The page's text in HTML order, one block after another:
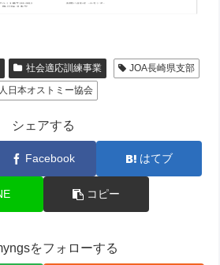
社会適応訓練事業
JOA長崎県支部
日本オストミー協会
シェアする
Facebook はてブ
コピー
をフォローする